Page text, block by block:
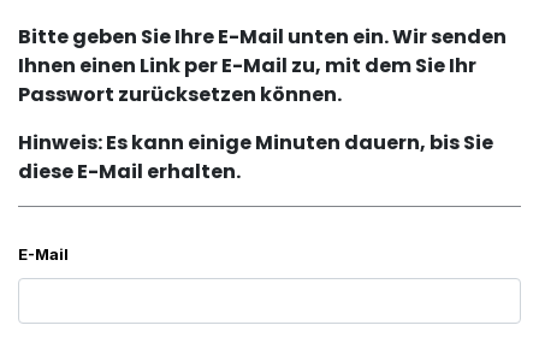
Bitte geben Sie Ihre E-Mail unten ein. Wir senden
Ihnen einen Link per E-Mail zu, mit dem Sie Ihr
Passwort zurücksetzen können.
Hinweis: Es kann einige Minuten dauern, bis Sie
diese E-Mail erhalten.
E-Mail